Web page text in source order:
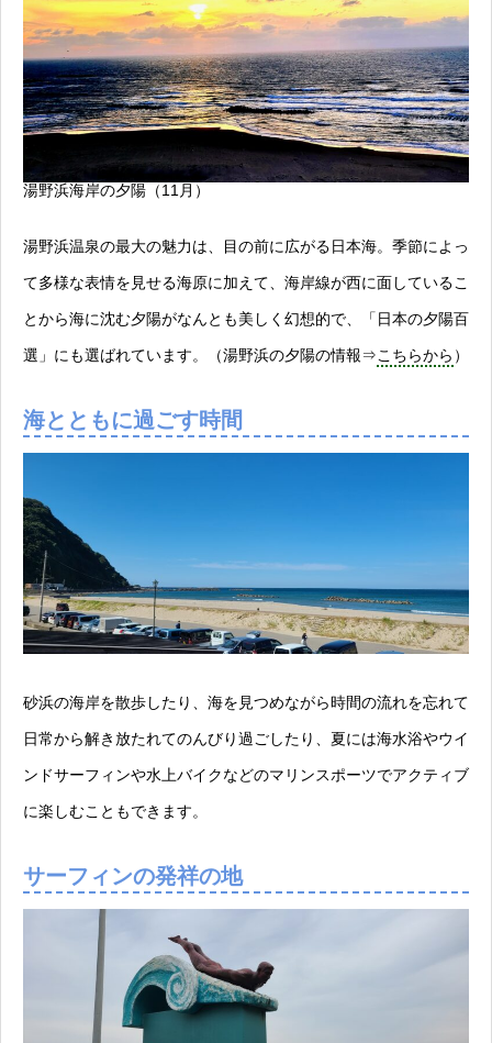
湯野浜海岸の夕陽（11月）
湯野浜温泉の最大の魅力は、目の前に広がる日本海。季節によっ
て多様な表情を見せる海原に加えて、海岸線が西に面しているこ
とから海に沈む夕陽がなんとも美しく幻想的で、「日本の夕陽百
選」にも選ばれています。（湯野浜の夕陽の情報⇒こちらから ）
海とともに過ごす時間
砂浜の海岸を散歩したり、海を見つめながら時間の流れを忘れて
日常から解き放たれてのんびり過ごしたり、夏には海水浴やウイ
ンドサーフィンや水上バイクなどのマリンスポーツでアクティブ
に楽しむこともできます。
サーフィンの発祥の地